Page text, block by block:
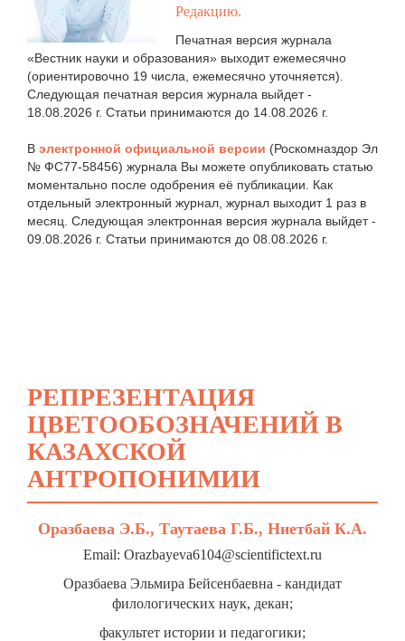
Редакцию.
Печатная версия журнала
«Вестник науки и образования» выходит ежемесячно
(ориентировочно 19 числа, ежемесячно уточняется).
Следующая печатная версия журнала выйдет -
18.08.2026 г. Статьи принимаются до 14.08.2026 г.
В электронной официальной версии (Роскомназдор Эл
№ ФС77-58456) журнала Вы можете опубликовать статью
моментально после одобрения её публикации. Как
отдельный электронный журнал, журнал выходит 1 раз в
месяц. Следующая электронная версия журнала выйдет -
09.08.2026 г. Статьи принимаются до 08.08.2026 г.
РЕПРЕЗЕНТАЦИЯ
ЦВЕТООБОЗНАЧЕНИЙ В
КАЗАХСКОЙ
АНТРОПОНИМИИ
Оразбаева Э.Б., Таутаева Г.Б., Ниетбай К.А.
Email: Orazbayeva6104@scientifictext.ru
Оразбаева Эльмира Бейсенбаевна - кандидат
филологических наук, декан;
факультет истории и педагогики;